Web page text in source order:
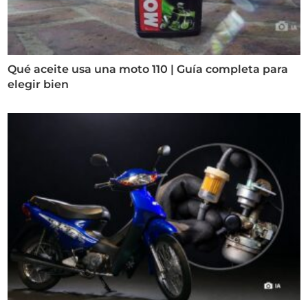
Qué aceite usa una moto 110 | Guía completa para
elegir bien